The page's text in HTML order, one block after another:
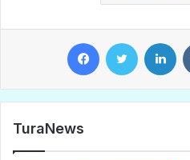
TuraNews